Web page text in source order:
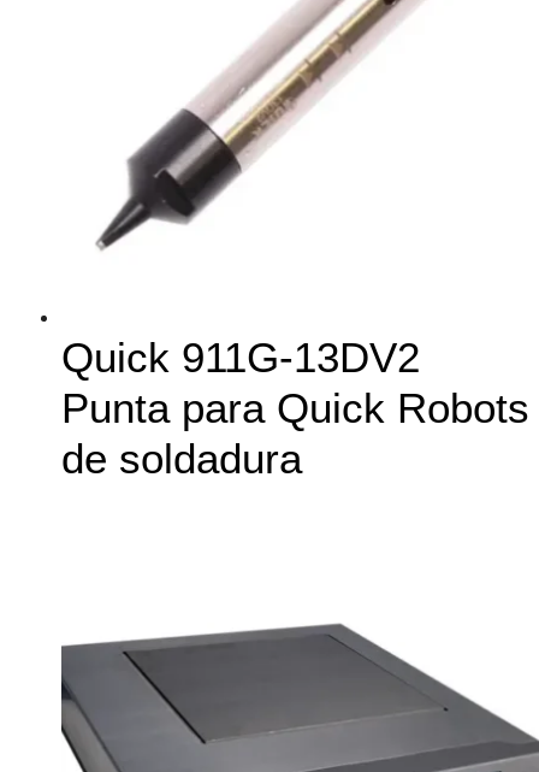
Quick 911G-13DV2
Punta para Quick Robots
de soldadura